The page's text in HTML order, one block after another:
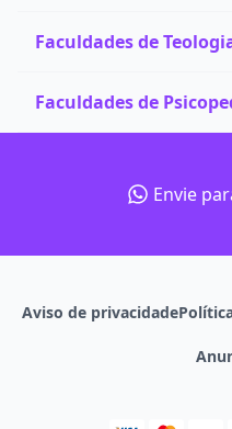
Faculdades de
Faculdades de
Envie
Aviso de privacidade